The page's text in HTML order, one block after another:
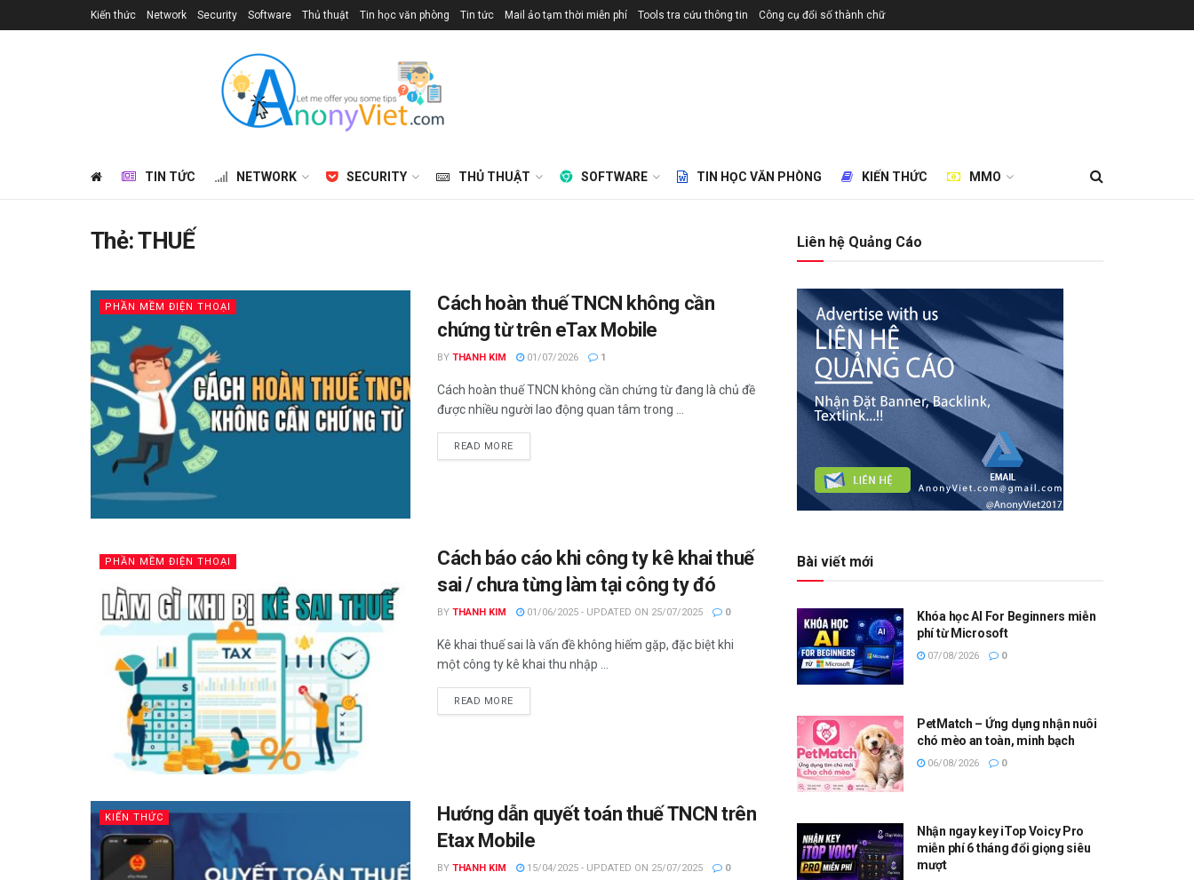
Kiến thức Network Security Software Thủ thuật Tin học văn phòng Tin tức Mail ảo tạm thời miễn phí Tools tra cứu thông tin Công cụ đổi số thành chữ
TIN TỨC NETWORK SECURITY THỦ THUẬT SOFTWARE TIN HỌC VĂN PHÒNG KIẾN THỨC MMO
Thẻ:THUẾ
PHẦN MỀM ĐIỆN THOẠI
Cách hoàn thuế TNCN không cần
chứng từ trên eTax Mobile
BY THANH KIM 01/07/2026 1
Cách hoàn thuế TNCN không cần chứng từ đang là chủ đề
được nhiều người lao động quan tâm trong ...
READ MOREDETAILS
PHẦN MỀM ĐIỆN THOẠI
Cách báo cáo khi công ty kê khai thuế
sai / chưa từng làm tại công ty đó
BY THANH KIM 01/06/2025 - UPDATED ON 25/07/2025 0
Kê khai thuế sai là vấn đề không hiếm gặp, đặc biệt khi
một công ty kê khai thu nhập ...
READ MOREDETAILS
KIẾN THỨC
Hướng dẫn quyết toán thuế TNCN trên
Etax Mobile
BY THANH KIM 15/04/2025 - UPDATED ON 25/07/2025 0
Liên hệ Quảng Cáo
Bài viết mới
Khóa học AI For Beginners miễn
phí từ Microsoft
07/08/2026 0
PetMatch – Ứng dụng nhận nuôi
chó mèo an toàn, minh bạch
06/08/2026 0
Nhận ngay key iTop Voicy Pro
miễn phí 6 tháng đổi giọng siêu
mượt